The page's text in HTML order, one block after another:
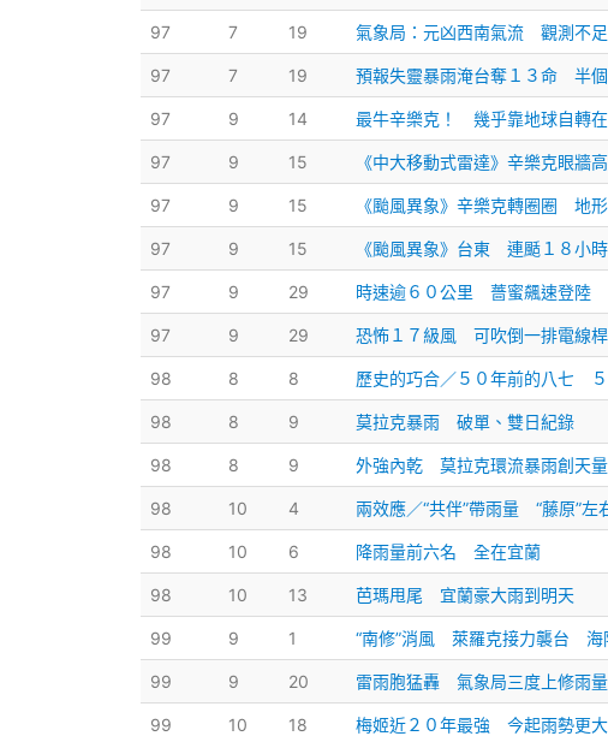
97 7 19 氣象局：元凶西南氣流 觀測不足
97 7 19 預報失靈暴雨淹台奪１３命 半
97 9 14 最牛辛樂克！ 幾乎靠地球自轉
97 9 15 《中大移動式雷達》辛樂克眼
97 9 15 《颱風異象》辛樂克轉圈圈 地
97 9 15 《颱風異象》台東 連颳１８小
97 9 29 時速逾６０公里 薔蜜飆速登陸
97 9 29 恐怖１７級風 可吹倒一排電線桿
98 8 8 歷史的巧合／５０年前的八七
98 8 9 莫拉克暴雨 破單、雙日紀錄
98 8 9 外強內乾 莫拉克環流暴雨創天量
98 10 4 兩效應／“共伴”帶雨量 “藤原”左
98 10 6 降雨量前六名 全在宜蘭
98 10 13 芭瑪甩尾 宜蘭豪大雨到明天
99 9 1 “南修”消風 萊羅克接力襲台 海
99 9 20 雷雨胞猛轟 氣象局三度上修雨量
99 10 18 梅姬近２０年最強 今起雨勢更大